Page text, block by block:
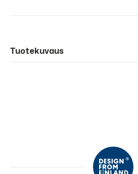
Tuotekuvaus